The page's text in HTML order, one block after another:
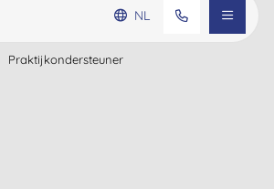
NL
Praktijkondersteuner